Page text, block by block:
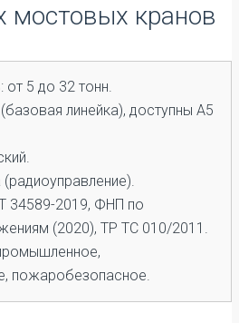
мостовых кранов
от 5 до 32 тонн.
линейка), доступны А5
34589-2019, ФНП по
(2020), ТР ТС 010/2011.
пожаробезопасное.